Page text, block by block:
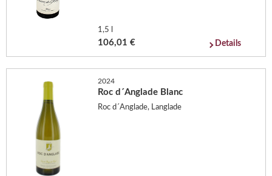
1,5 l
106,01 € Details
2024
Roc d´Anglade Blanc
Roc d´Anglade, Langlade